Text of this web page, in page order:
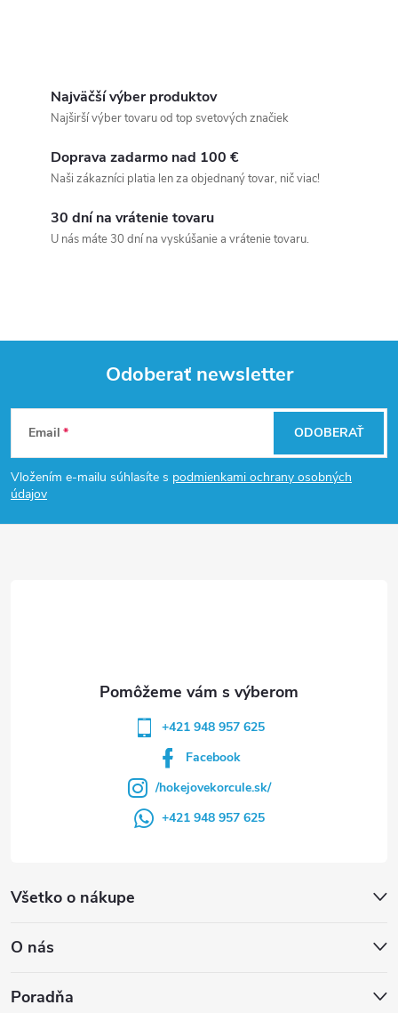
Najväčší výber produktov
Najširší výber tovaru od top svetových značiek
Doprava zadarmo nad 100 €
Naši zákazníci platia len za objednaný tovar, nič viac!
30 dní na vrátenie tovaru
U nás máte 30 dní na vyskúšanie a vrátenie tovaru.
Z
á
p
Odoberať newsletter
Email
Vložením e-mailu súhlasíte s podmienkami ochrany osobných
údajov
ODOBERAŤ
Všetko o nákupe
O nás
Poradňa
+421 948 957 625
Facebook
/hokejovekorcule.sk/
+421 948 957 625